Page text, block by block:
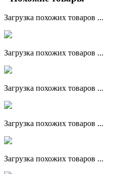
Загрузка похожих товаров ...
Загрузка похожих товаров ...
Загрузка похожих товаров ...
Загрузка похожих товаров ...
Загрузка похожих товаров ...